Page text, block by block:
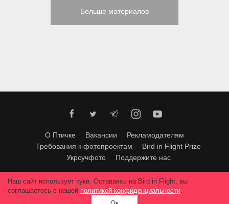
Больше материалов
О Птичке Вакансии
Рекламодателям
Требования к фотопроектам
Bird in Flight Prize
Укрсучфото
Поддержите нас
Любое использование материалов допускается только с согласия
редакции.© 2026, Bird In Flight.
Все права защищены.
Наш сайт использует куки. Оставаясь на Bird in Flight, вы
соглашаетесь с нашей политикой конфиденциальности.